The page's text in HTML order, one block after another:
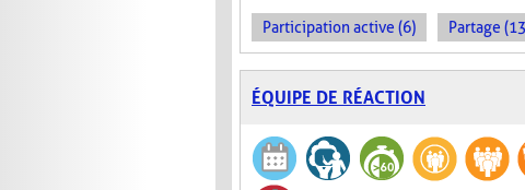
Participation active (6) Partage
ÉQUIPE DE RÉACTION